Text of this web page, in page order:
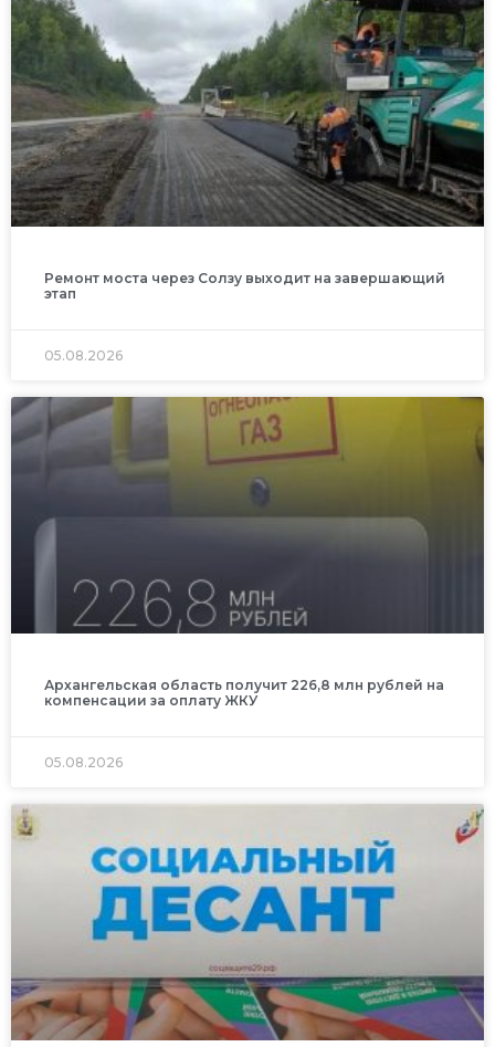
Ремонт моста через Солзу выходит на завершающий
этап
05.08.2026
Архангельская область получит 226,8 млн рублей на
компенсации за оплату ЖКУ
05.08.2026